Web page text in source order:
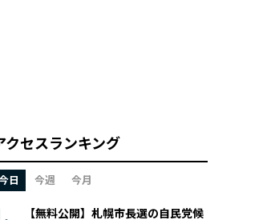
クセスランキング
日 今週 今月
【無料公開】札幌市長選の自民党候